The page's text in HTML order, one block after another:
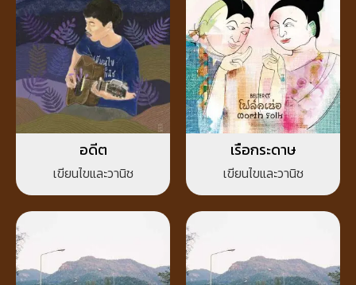
อดีต
เขียนไขและวานิช
เรือกระดาษ
เขียนไขและวานิช